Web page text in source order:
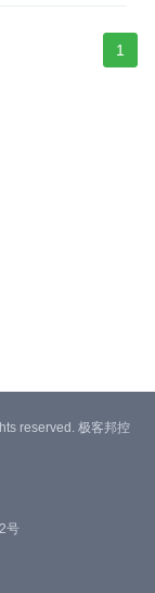
1
reserved. 极客邦控
号